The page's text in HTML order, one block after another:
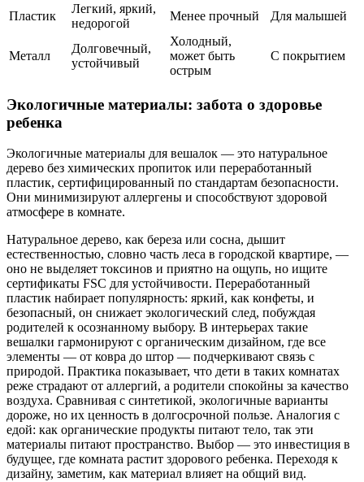
Пластик
Легкий, яркий,
недорогой
Менее прочный Для малышей
Металл
Долговечный,
устойчивый
Холодный,
может быть
острым
С покрытием
Экологичные материалы: забота о здоровье
ребенка
Экологичные материалы для вешалок — это натуральное
дерево без химических пропиток или переработанный
пластик, сертифицированный по стандартам безопасности.
Они минимизируют аллергены и способствуют здоровой
атмосфере в комнате.
Натуральное дерево, как береза или сосна, дышит
естественностью, словно часть леса в городской квартире, —
оно не выделяет токсинов и приятно на ощупь, но ищите
сертификаты FSC для устойчивости. Переработанный
пластик набирает популярность: яркий, как конфеты, и
безопасный, он снижает экологический след, побуждая
родителей к осознанному выбору. В интерьерах такие
вешалки гармонируют с органическим дизайном, где все
элементы — от ковра до штор — подчеркивают связь с
природой. Практика показывает, что дети в таких комнатах
реже страдают от аллергий, а родители спокойны за качество
воздуха. Сравнивая с синтетикой, экологичные варианты
дороже, но их ценность в долгосрочной пользе. Аналогия с
едой: как органические продукты питают тело, так эти
материалы питают пространство. Выбор — это инвестиция в
будущее, где комната растит здорового ребенка. Переходя к
дизайну, заметим, как материал влияет на общий вид.